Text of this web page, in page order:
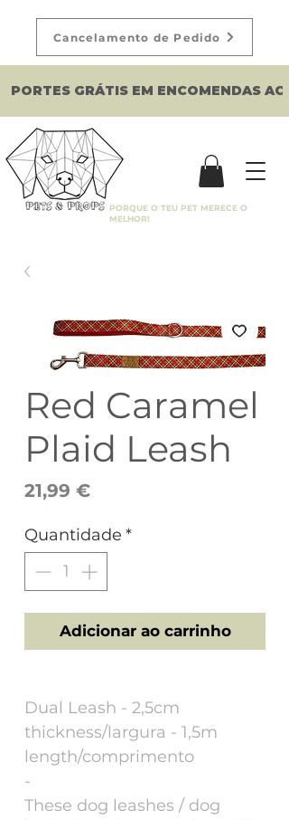
PORQUE O TEU PET MERECE O
MELHOR!
PORTES GRÁTIS EM ENCOMENDAS
Cancelamento de Pedido
Red Caramel
Plaid Leash
21,99 €Preço
Quantidade *
Adicionar ao carrinho
Dual Leash - 2,5cm
thickness/largura - 1,5m
length/comprimento
-
These dog leashes / dog